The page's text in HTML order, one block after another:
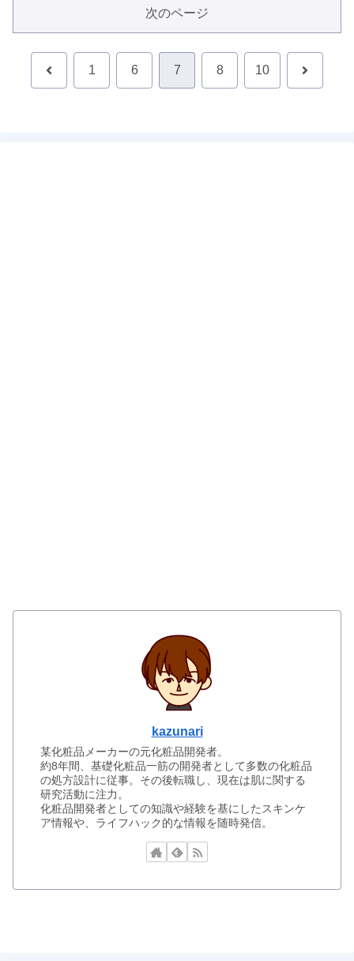
なって購入してみました。実際
ましたので、ぜひご覧くださ
い。
次のページ
前 1 6 7 8 10 次
kazunari
某化粧品メーカーの元化粧品開発者。
約8年間、基礎化粧品一筋の開発者として多数の化粧品
の処方設計に従事。その後転職し、現在は肌に関する
研究活動に注力。
化粧品開発者としての知識や経験を基にしたスキンケ
ア情報や、ライフハック的な情報を随時発信。